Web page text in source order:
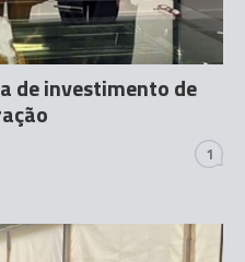
de investimento de
1